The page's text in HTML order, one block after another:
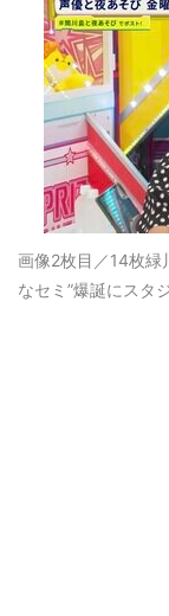
画像2枚目／14枚緑
なセミ”爆誕にスタ